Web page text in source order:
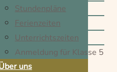
Stundenpläne
Ferienzeiten
Unterrichtszeiten
Anmeldung für Klasse 5
uns